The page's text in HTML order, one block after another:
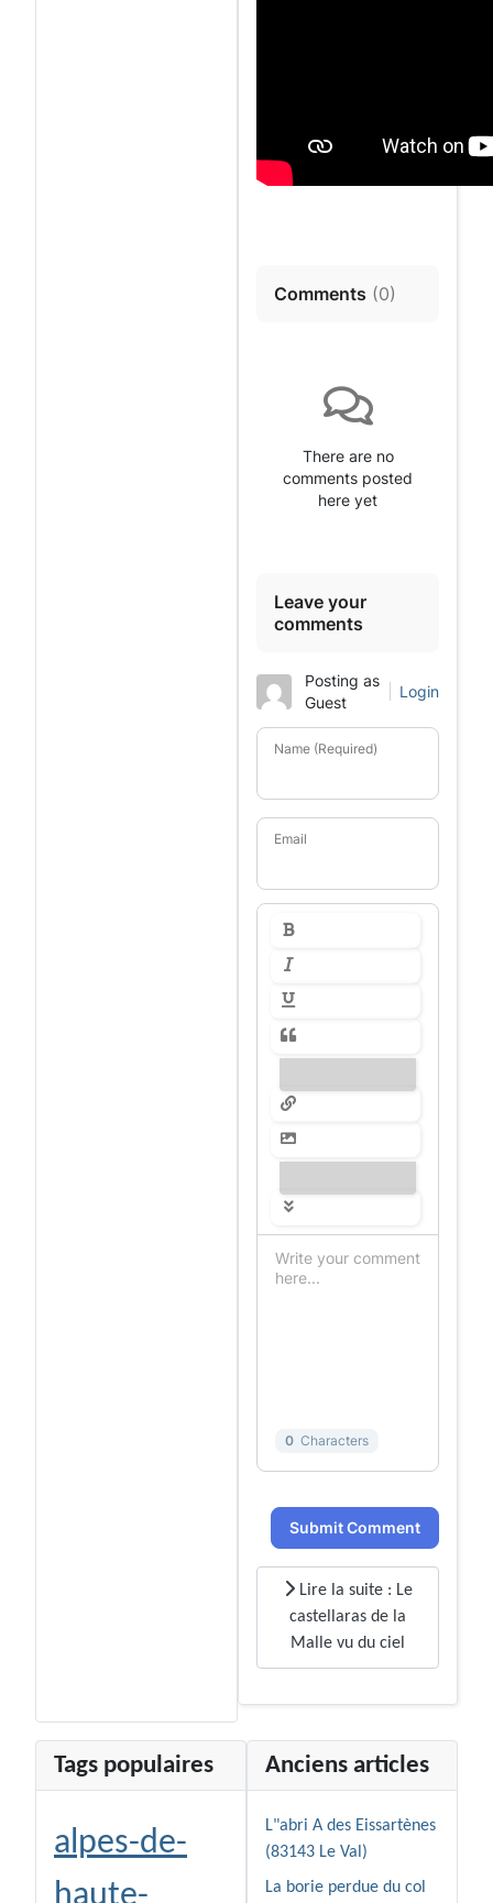
Comments (0)
There are no
comments posted
here yet
Leave your
comments
Posting as
Guest
Login
Name (Required)
Email
0 Characters
Submit Comment
Lire la suite : Le
castellaras de la
Malle vu du ciel
Tags populaires
alpes-de-
Anciens articles
L"abri A des Eissartènes
(83143 Le Val)
La borie perdue du col